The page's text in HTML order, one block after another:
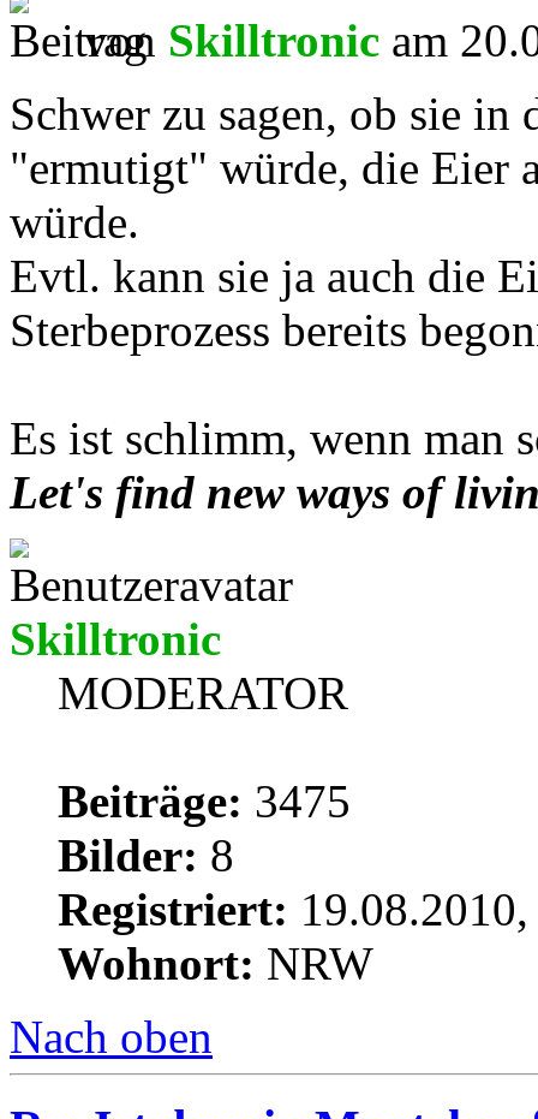
von Skilltronic am
Schwer zu sagen, ob sie
"ermutigt" würde, die Eier
würde.
Evtl. kann sie ja auch die
Sterbeprozess bereits
Es ist schlimm, wenn man
Let's find new ways of
Skilltronic
MODERATOR
Beiträge: 3475
Bilder: 8
Registriert:
Wohnort: NRW
Nach oben